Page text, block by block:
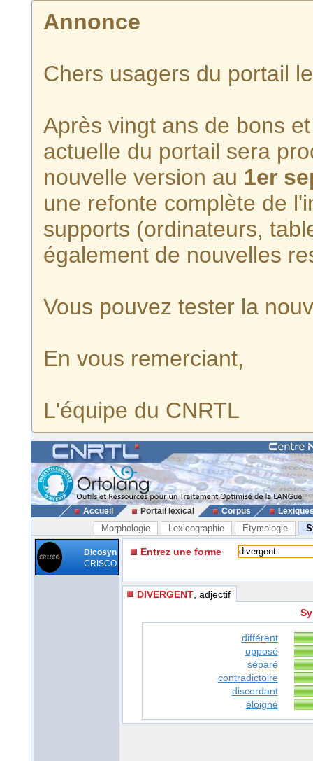
Annonce
Chers usagers du portail
Après vingt ans de bons
actuelle du portail sera
nouvelle version au 1er
une refonte complète de
supports (ordinateurs,
également de nouvelles
Vous pouvez tester la
En vous remerciant,
L'équipe du CNRTL
Accueil Portail lexical Corpus
Morphologie Lexicographie Etymologie
Dicosyn
CRISCO
Entrez une forme
DIVERGENT , adjectif
différent
opposé
séparé
contradictoire
discordant
éloigné